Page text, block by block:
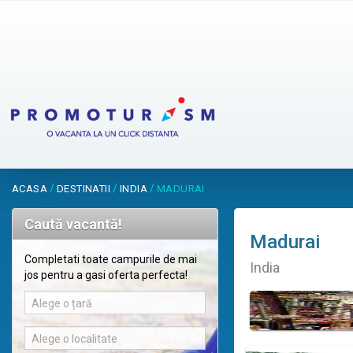
ACASA / DESTINATII / INDIA / MADURAI
Caută vacantă!
Completati toate campurile de mai
jos pentru a gasi oferta perfecta!
Alege o țară
Alege o localitate
Madurai
India